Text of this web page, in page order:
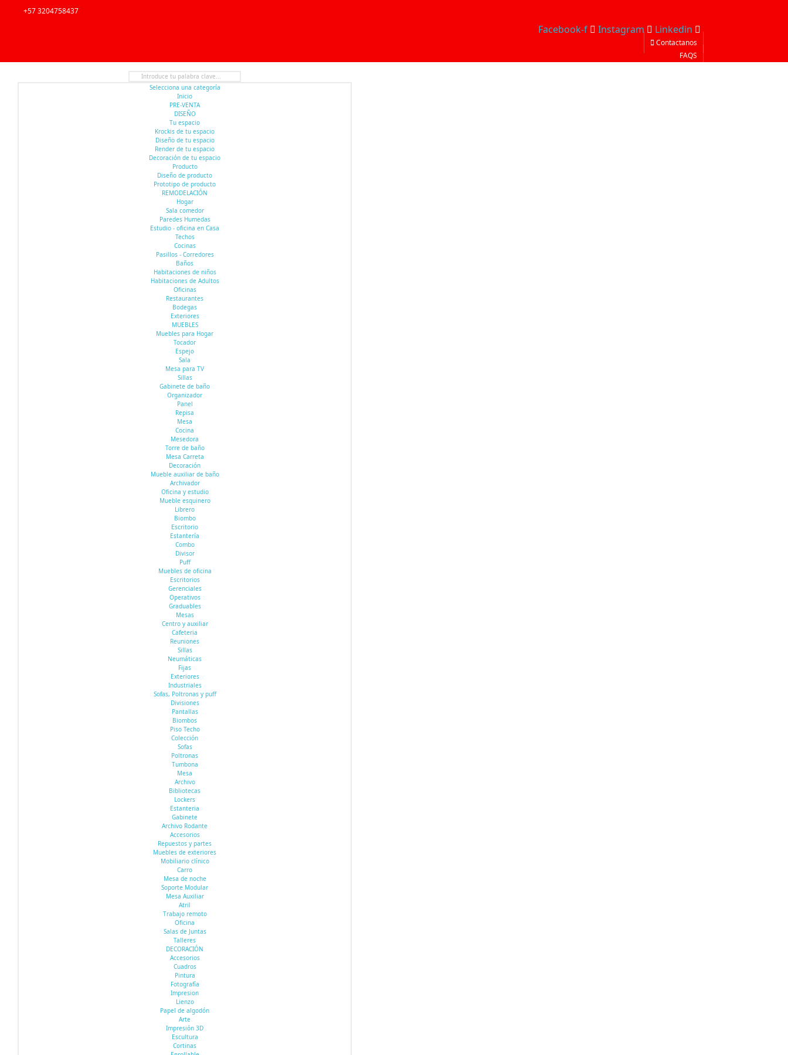
+57 3204758437
Facebook-f Instagram Linkedin
Contactanos
FAQS
Selecciona una categoría
Inicio
PRE-VENTA
DISEÑO
Tu espacio
Krockis de tu espacio
Diseño de tu espacio
Render de tu espacio
Decoración de tu espacio
Producto
Diseño de producto
Prototipo de producto
REMODELACIÓN
Hogar
Sala comedor
Paredes Humedas
Estudio - oficina en Casa
Techos
Cocinas
Pasillos - Corredores
Baños
Habitaciones de niños
Habitaciones de Adultos
Oficinas
Restaurantes
Bodegas
Exteriores
MUEBLES
Muebles para Hogar
Tocador
Espejo
Sala
Mesa para TV
Sillas
Gabinete de baño
Organizador
Panel
Repisa
Mesa
Cocina
Mesedora
Torre de baño
Mesa Carreta
Decoración
Mueble auxiliar de baño
Archivador
Oficina y estudio
Mueble esquinero
Librero
Biombo
Escritorio
Estantería
Combo
Divisor
Puff
Muebles de oficina
Escritorios
Gerenciales
Operativos
Graduables
Mesas
Centro y auxiliar
Cafeteria
Reuniones
Sillas
Neumáticas
Fijas
Exteriores
Industriales
Sofas, Poltronas y puff
Divisiones
Pantallas
Biombos
Piso Techo
Colección
Sofas
Poltronas
Tumbona
Mesa
Archivo
Bibliotecas
Lockers
Estanteria
Gabinete
Archivo Rodante
Accesorios
Repuestos y partes
Muebles de exteriores
Mobiliario clínico
Carro
Mesa de noche
Soporte Modular
Mesa Auxiliar
Atril
Trabajo remoto
Oficina
Salas de Juntas
Talleres
DECORACIÓN
Accesorios
Cuadros
Pintura
Fotografía
Impresion
Lienzo
Papel de algodón
Arte
Impresión 3D
Escultura
Cortinas